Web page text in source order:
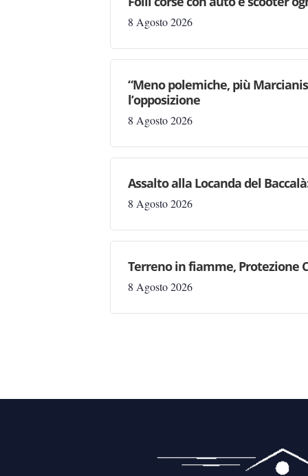
8 Agosto 2026
“Meno polemiche, più
l’opposizione
8 Agosto 2026
Assalto alla Locanda del
8 Agosto 2026
Terreno in fiamme, Protezione
8 Agosto 2026